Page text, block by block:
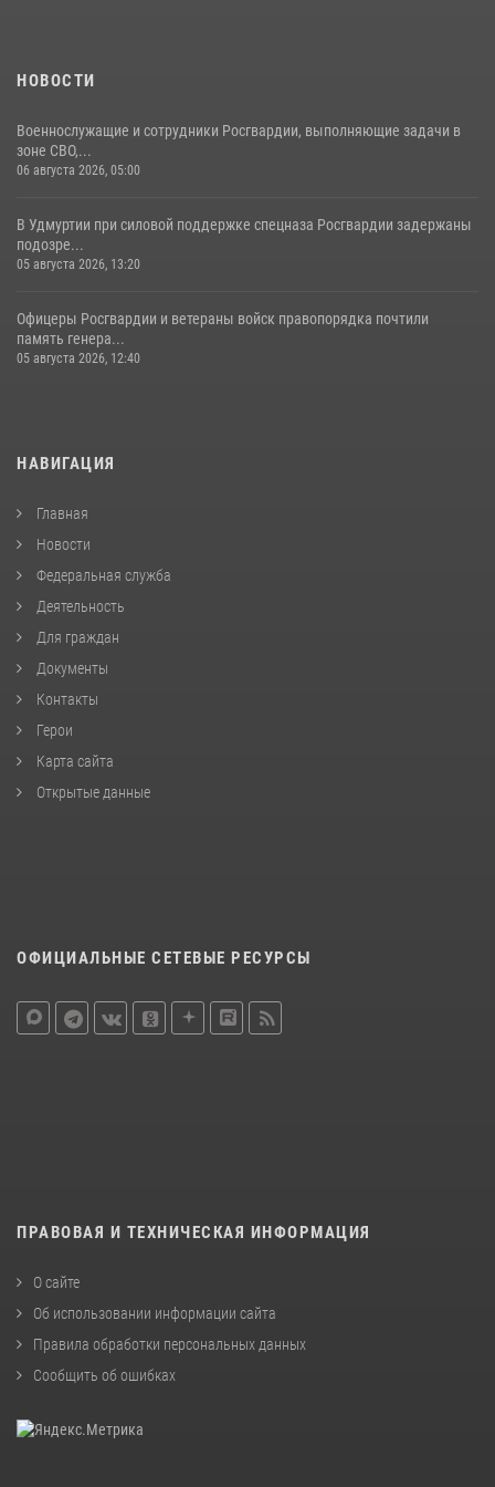
НОВОСТИ
Военнослужащие и сотрудники Росгвардии, выполняющие задачи в
зоне СВО,...
06 августа 2026, 05:00
В Удмуртии при силовой поддержке спецназа Росгвардии задержаны
подозре...
05 августа 2026, 13:20
Офицеры Росгвардии и ветераны войск правопорядка почтили
память генера...
05 августа 2026, 12:40
НАВИГАЦИЯ
Главная
Новости
Федеральная служба
Деятельность
Для граждан
Документы
Контакты
Герои
Карта сайта
Открытые данные
ОФИЦИАЛЬНЫЕ СЕТЕВЫЕ РЕСУРСЫ
ПРАВОВАЯ И ТЕХНИЧЕСКАЯ ИНФОРМАЦИЯ
О сайте
Об использовании информации сайта
Правила обработки персональных данных
Сообщить об ошибках